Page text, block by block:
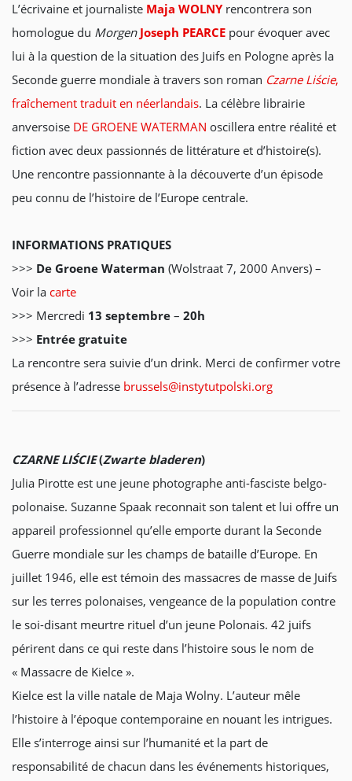
L’écrivaine et journaliste Maja WOLNYrencontrera son
homologue du Morgen Joseph PEARCE pour évoquer avec
lui à la question de la situation des Juifs en Pologne après la
Seconde guerre mondiale à travers son roman Czarne Liście,
fraîchement traduit en néerlandais. La célèbre librairie
anversoise DE GROENE WATERMAN oscillera entre réalité et
fiction avec deux passionnés de littérature et d’histoire(s).
Une rencontre passionnante à la découverte d’un épisode
peu connu de l’histoire de l’Europe centrale.
INFORMATIONS PRATIQUES
>>> De Groene Waterman (Wolstraat 7, 2000 Anvers) –
Voir la carte
>>> Mercredi 13 septembre – 20h
>>> Entrée gratuite
La rencontre sera suivie d’un drink. Merci de confirmer votre
présence à l’adresse brussels@instytutpolski.org
CZARNE LIŚCIE(Zwarte bladeren)
Julia Pirotte est une jeune photographe anti-fasciste belgo-
polonaise. Suzanne Spaak reconnait son talent et lui offre un
appareil professionnel qu’elle emporte durant la Seconde
Guerre mondiale sur les champs de bataille d’Europe. En
juillet 1946, elle est témoin des massacres de masse de Juifs
sur les terres polonaises, vengeance de la population contre
le soi-disant meurtre rituel d’un jeune Polonais. 42 juifs
périrent dans ce qui reste dans l’histoire sous le nom de
« Massacre de Kielce ».
Kielce est la ville natale de Maja Wolny. L’auteur mêle
l’histoire à l’époque contemporaine en nouant les intrigues.
Elle s’interroge ainsi sur l’humanité et la part de
responsabilité de chacun dans les événements historiques,